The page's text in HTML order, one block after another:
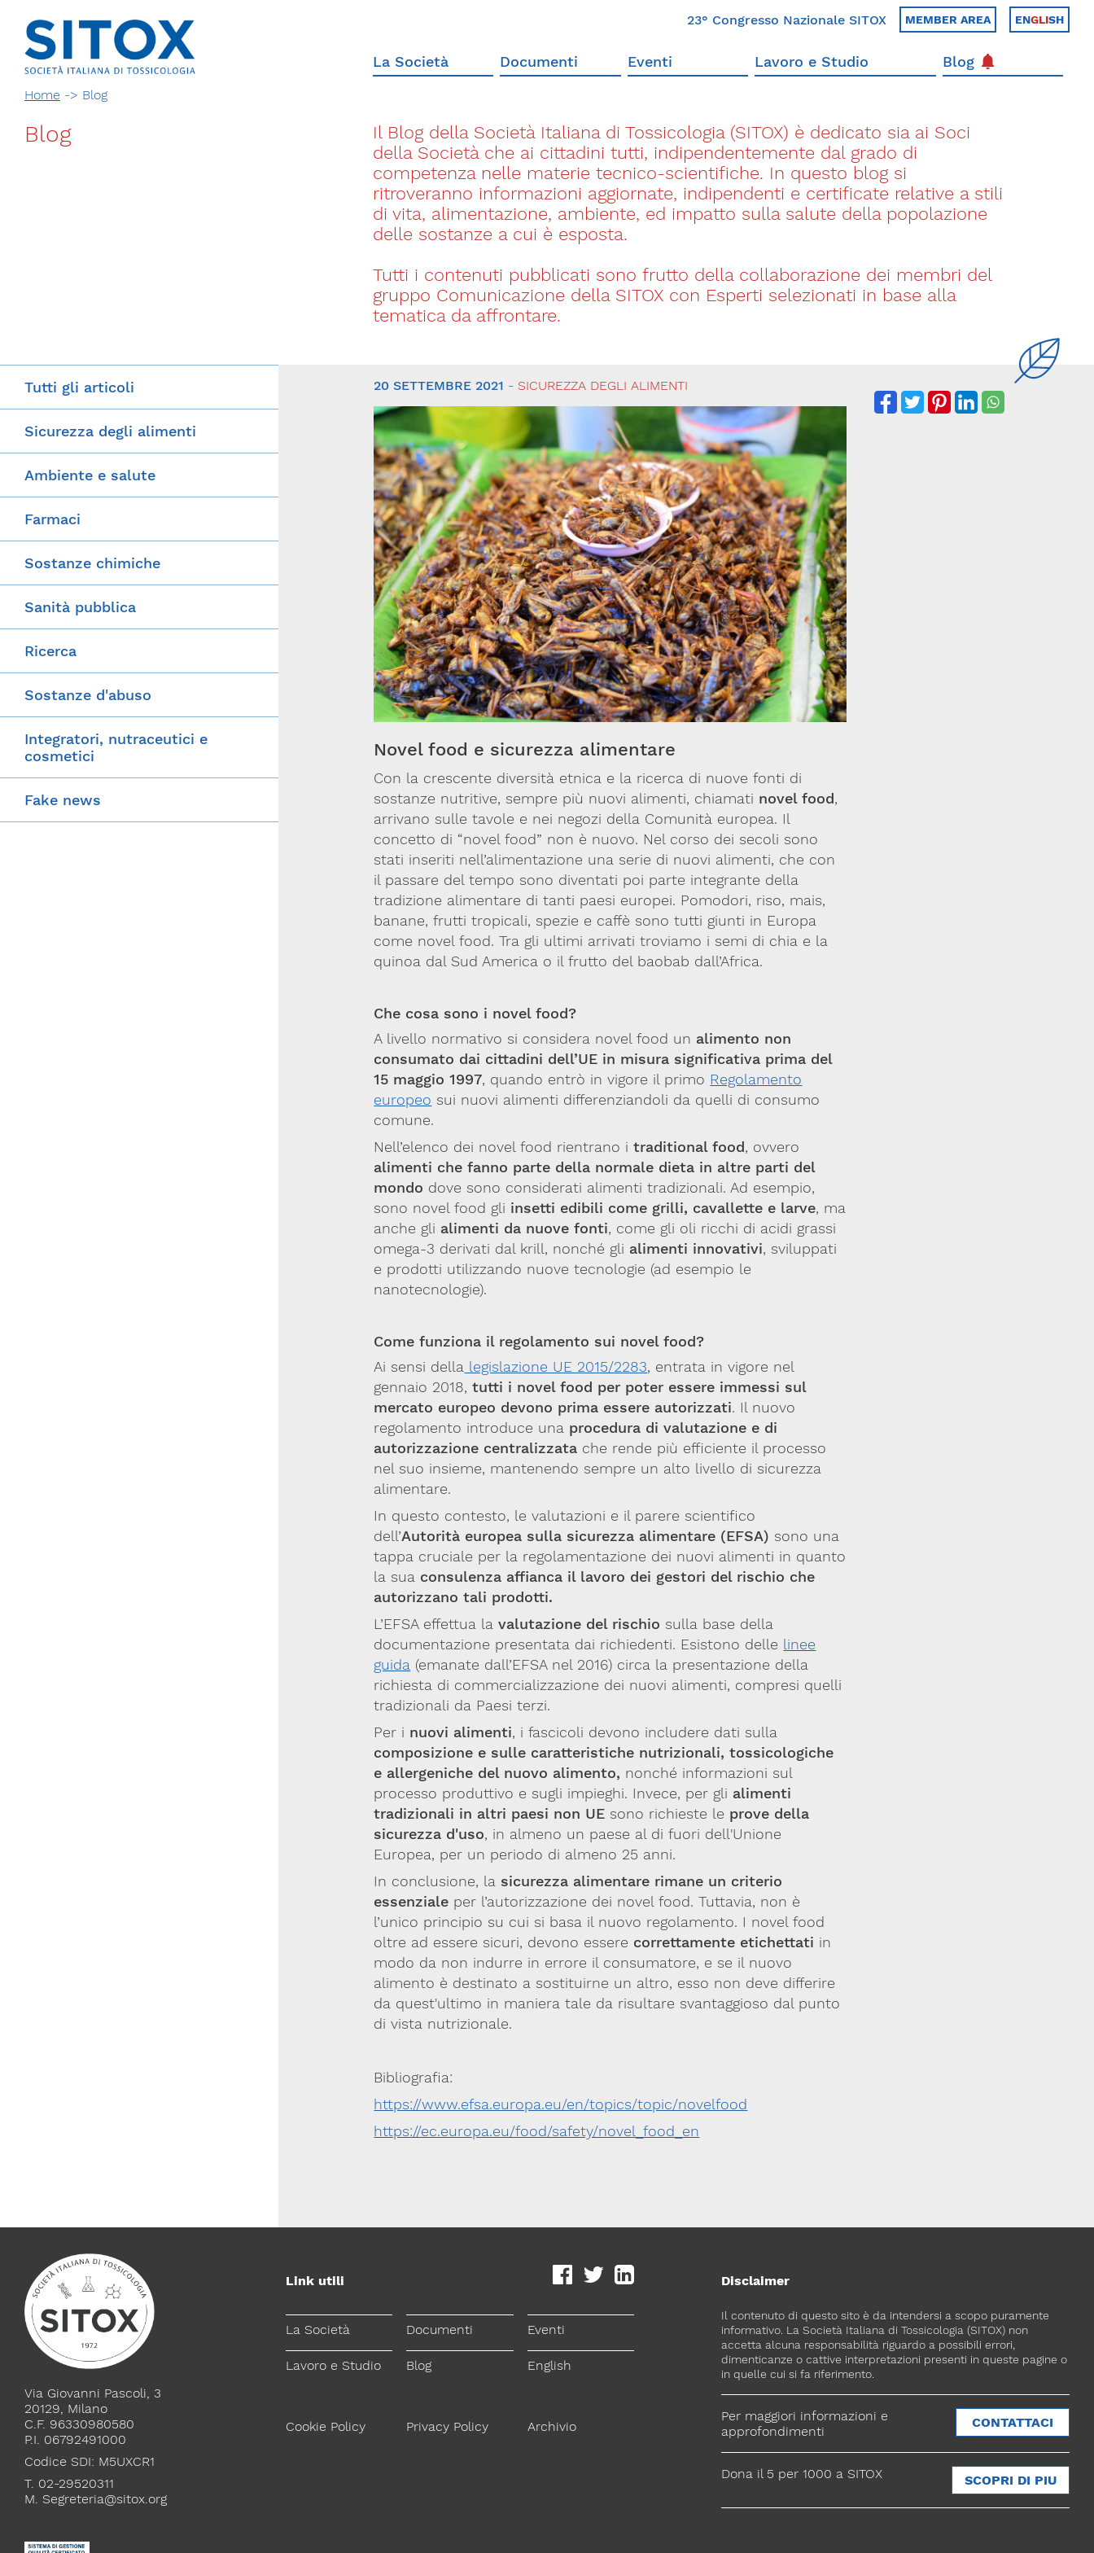
23° Congresso Nazionale SITOX MEMBER AREA ENGLISH
La Società Documenti Eventi Lavoro e Studio Blog
Home -> Blog
Blog
Il Blog della Società Italiana di Tossicologia (SITOX) è dedicato sia ai Soci
della Società che ai cittadini tutti, indipendentemente dal grado di
competenza nelle materie tecnico-scientifiche. In questo blog si
ritroveranno informazioni aggiornate, indipendenti e certificate relative a stili
di vita, alimentazione, ambiente, ed impatto sulla salute della popolazione
delle sostanze a cui è esposta.
Tutti i contenuti pubblicati sono frutto della collaborazione dei membri del
gruppo Comunicazione della SITOX con Esperti selezionati in base alla
tematica da affrontare.
Tutti gli articoli
Sicurezza degli alimenti
Ambiente e salute
Farmaci
Sostanze chimiche
Sanità pubblica
Ricerca
Sostanze d'abuso
Integratori, nutraceutici e
cosmetici
Fake news
20 SETTEMBRE 2021 - SICUREZZA DEGLI ALIMENTI
Novel food e sicurezza alimentare
Con la crescente diversità etnica e la ricerca di nuove fonti di
sostanze nutritive, sempre più nuovi alimenti, chiamati novel food,
arrivano sulle tavole e nei negozi della Comunità europea. Il
concetto di “novel food” non è nuovo. Nel corso dei secoli sono
stati inseriti nell’alimentazione una serie di nuovi alimenti, che con
il passare del tempo sono diventati poi parte integrante della
tradizione alimentare di tanti paesi europei. Pomodori, riso, mais,
banane, frutti tropicali, spezie e caffè sono tutti giunti in Europa
come novel food. Tra gli ultimi arrivati troviamo i semi di chia e la
quinoa dal Sud America o il frutto del baobab dall’Africa.
Che cosa sono i novel food?
A livello normativo si considera novel food un alimento non
consumato dai cittadini dell’UE in misura significativa prima del
15 maggio 1997, quando entrò in vigore il primo Regolamento
europeo sui nuovi alimenti differenziandoli da quelli di consumo
comune.
Nell’elenco dei novel food rientrano itraditional food, ovvero
alimenti che fanno parte della normale dieta in altre parti del
mondo dove sono considerati alimenti tradizionali. Ad esempio,
sono novel food gli insetti edibili come grilli, cavallette e larve, ma
anche gli alimenti da nuove fonti, come gli oli ricchi di acidi grassi
omega-3 derivati dal krill, nonché gli alimenti innovativi, sviluppati
e prodotti utilizzando nuove tecnologie (ad esempio le
nanotecnologie).
Come funziona il regolamento sui novel food?
Ai sensi della legislazione UE 2015/2283, entrata in vigore nel
gennaio 2018, tutti i novel food per poter essere immessi sul
mercato europeo devono prima essere autorizzati. Il nuovo
regolamento introduce una procedura di valutazione e di
autorizzazione centralizzata che rende più efficiente il processo
nel suo insieme, mantenendo sempre un alto livello di sicurezza
alimentare.
In questo contesto, le valutazioni e il parere scientifico
dell’Autorità europea sulla sicurezza alimentare (EFSA) sono una
tappa cruciale per la regolamentazione dei nuovi alimenti in quanto
la sua consulenza affianca il lavoro dei gestori del rischio che
autorizzano tali prodotti.
L’EFSA effettua lavalutazione del rischio sulla base della
documentazione presentata dai richiedenti. Esistono delle linee
guida (emanate dall’EFSA nel 2016) circa la presentazione della
richiesta di commercializzazione dei nuovi alimenti, compresi quelli
tradizionali da Paesi terzi.
Per i nuovi alimenti, i fascicoli devono includere dati sulla
composizione e sulle caratteristiche nutrizionali, tossicologiche
e allergeniche del nuovo alimento, nonché informazioni sul
processo produttivo e sugli impieghi. Invece, per gli alimenti
tradizionali in altri paesi non UE sono richieste le prove della
sicurezza d'uso, in almeno un paese al di fuori dell'Unione
Europea, per un periodo di almeno 25 anni.
In conclusione, la sicurezza alimentare rimane un criterio
essenziale per l’autorizzazione dei novel food. Tuttavia, non è
l’unico principio su cui si basa il nuovo regolamento. I novel food
oltre ad essere sicuri, devono essere correttamente etichettati in
modo da non indurre in errore il consumatore, e se il nuovo
alimento è destinato a sostituirne un altro, esso non deve differire
da quest'ultimo in maniera tale da risultare svantaggioso dal punto
di vista nutrizionale.
Bibliografia:
https://www.efsa.europa.eu/en/topics/topic/novelfood
https://ec.europa.eu/food/safety/novel_food_en
Via Giovanni Pascoli, 3
20129, Milano
C.F. 96330980580
P.I. 06792491000
Codice SDI: M5UXCR1
T. 02-29520311
M. Segreteria@sitox.org
Link utili
La Società Documenti Eventi
Lavoro e Studio Blog English
Cookie Policy Privacy Policy Archivio
Disclaimer
Il contenuto di questo sito è da intendersi a scopo puramente
informativo. La Società Italiana di Tossicologia (SITOX) non
accetta alcuna responsabilità riguardo a possibili errori,
dimenticanze o cattive interpretazioni presenti in queste pagine o
in quelle cui si fa riferimento.
Per maggiori informazioni e
approfondimenti
CONTATTACI
Dona il 5 per 1000 a SITOX SCOPRI DI PIU